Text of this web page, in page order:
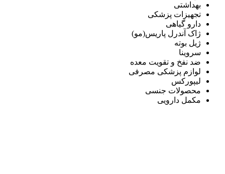
بهداشتی
تجهیزات پزشکی
دارو گیاهی
ژاک آندرل پاریس(مو)
ژیل بوته
سروینا
ضد نفخ و تقویت معده
لوازم پزشکی مصرفی
لیپورکس
محصولات جنسی
مکمل دارویی